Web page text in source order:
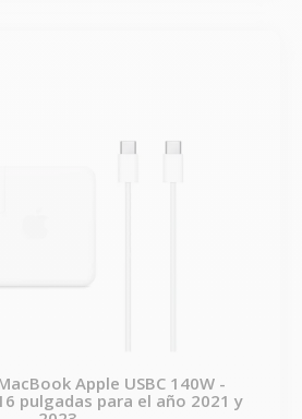
Apple USBC 140W -
pulgadas para el año 2021 y